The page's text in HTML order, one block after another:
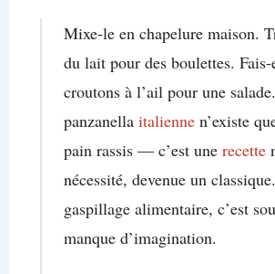
Mixe-le en chapelure maison.
du lait pour des boulettes. Fais-
croutons à l’ail pour une
panzanella italiennen’existe
pain rassis — c’est une recette
nécessité, devenue un
gaspillage alimentaire, c’est
manque d’imagination.